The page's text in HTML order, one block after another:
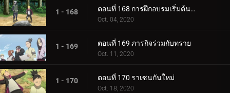
1 - 168 ตอนที่ 168 การฝึกอบรมเริ่มต้นขึ้น!
Oct. 04, 2020
1 - 169 ตอนที่ 169 ภารกิจร่วมกับทราย
Oct. 11, 2020
1 - 170 ตอนที่ 170 ราเซนกันใหม่
Oct. 18, 2020